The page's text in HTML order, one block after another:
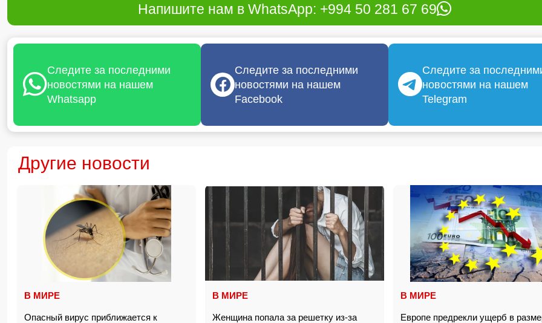
Напишите нам в WhatsApp: +994 50 281 67 69
Следите за последними
новостями на нашем
Whatsapp
Следите за последними
новостями на нашем
Facebook
Следите за
новостями на нашем
Telegram
Другие новости
В МИРЕ
Опасный вирус приближается к
В МИРЕ
Женщина попала за решетку из-за
В МИРЕ
Европе предрекли ущерб в